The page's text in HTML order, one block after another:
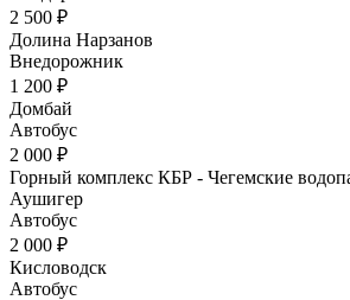
2 500 ₽
Долина Нарзанов
Внедорожник
1 200 ₽
Домбай
Автобус
2 000 ₽
Горный комплекс КБР - Чегемские
Аушигер
Автобус
2 000 ₽
Кисловодск
Автобус